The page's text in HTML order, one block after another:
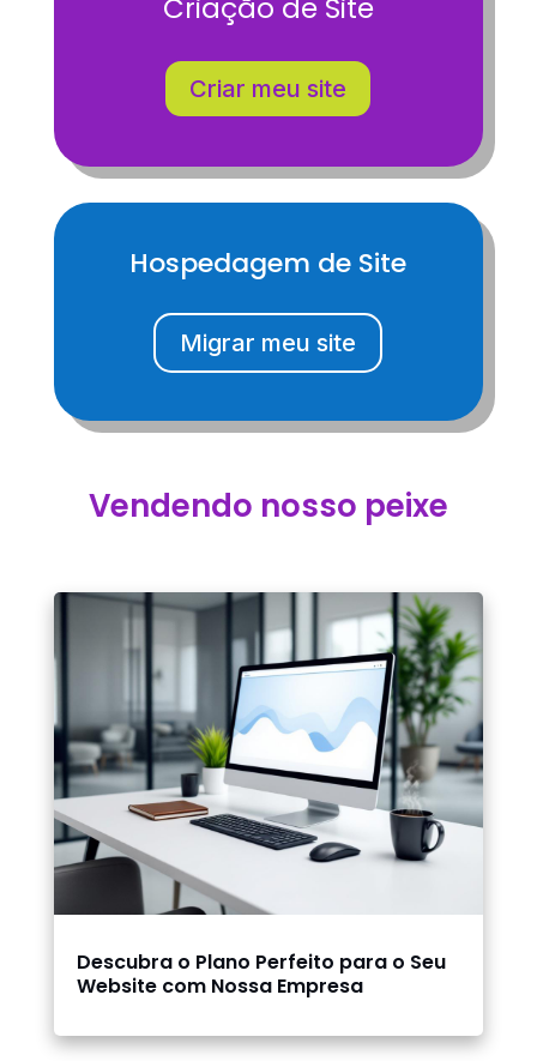
Criação de Site
Criar meu site
Hospedagem de Site
Migrar meu site
Vendendo nosso peixe
Descubra o Plano Perfeito para o Seu
Website com Nossa Empresa